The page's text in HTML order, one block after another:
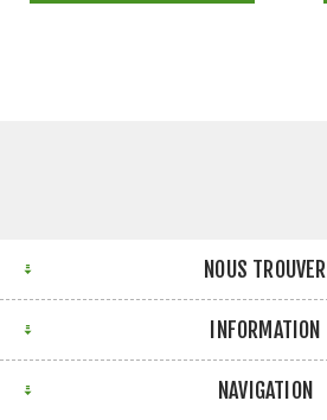
NOUS TROUVER
INFORMATION
NAVIGATION